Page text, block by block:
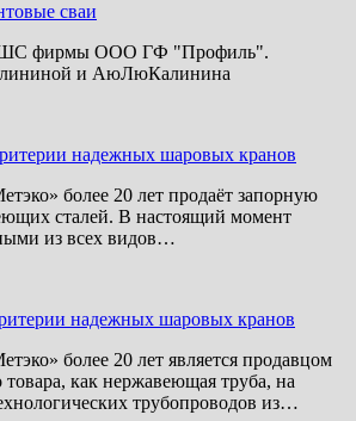
сваи
фирмы ООО ГФ "Профиль".
и АюЛюКалинина
надежных шаровых кранов
более 20 лет продаёт запорную
сталей. В настоящий момент
из всех видов…
надежных шаровых кранов
более 20 лет является продавцом
товара, как нержавеющая труба, на
трубопроводов из…